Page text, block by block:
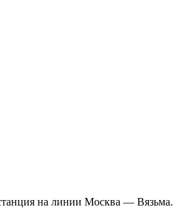
на линии Москва — Вязьма.